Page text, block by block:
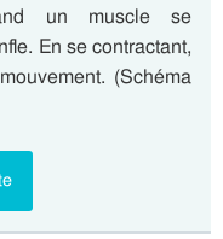
un muscle se
En se contractant,
(Schéma